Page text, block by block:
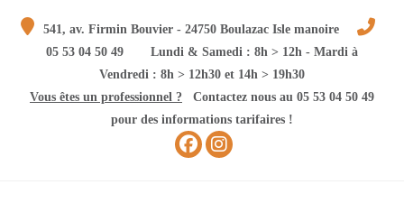
541, av. Firmin Bouvier - 24750 Boulazac Isle manoire
05 53 04 50 49
Lundi & Samedi : 8h > 12h - Mardi à
Vendredi : 8h > 12h30 et 14h > 19h30
Vous êtes un professionnel ? Contactez nous au 05 53 04 50 49
pour des informations tarifaires !